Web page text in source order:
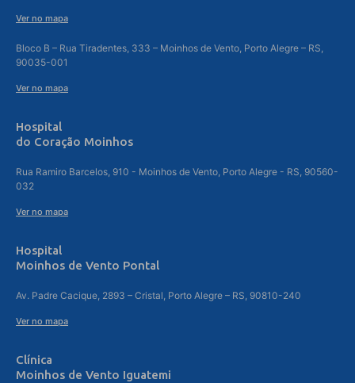
Ver no mapa
Bloco B – Rua Tiradentes, 333 – Moinhos de Vento, Porto Alegre – RS,
90035-001
Ver no mapa
Hospital
do Coração Moinhos
Rua Ramiro Barcelos, 910 - Moinhos de Vento, Porto Alegre - RS, 90560-
032
Ver no mapa
Hospital
Moinhos de Vento Pontal
Av. Padre Cacique, 2893 – Cristal, Porto Alegre – RS, 90810-240
Ver no mapa
Clínica
Moinhos de Vento Iguatemi